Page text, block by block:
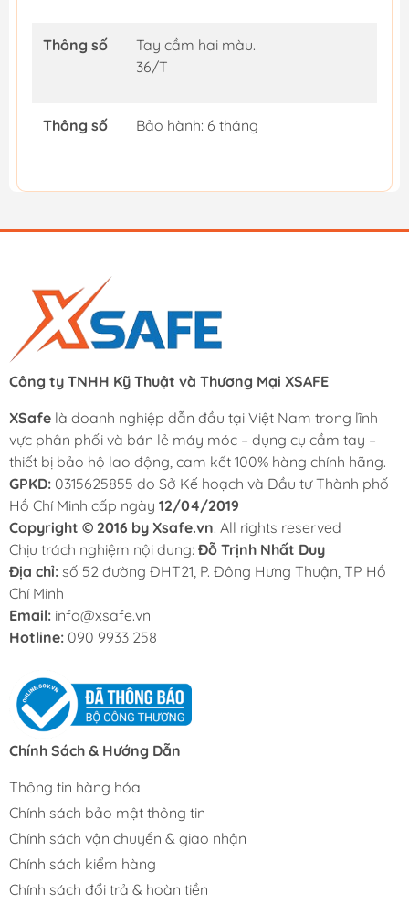
Thông số
Tay cầm hai màu.
36/T
Thông số Bảo hành: 6 tháng
Công ty TNHH Kỹ Thuật và Thương Mại XSAFE
XSafe là doanh nghiệp dẫn đầu tại Việt Nam trong lĩnh
vực phân phối và bán lẻ máy móc – dụng cụ cầm tay –
thiết bị bảo hộ lao động, cam kết 100% hàng chính hãng.
GPKD: 0315625855 do Sở Kế hoạch và Đầu tư Thành phố
Hồ Chí Minh cấp ngày 12/04/2019
Copyright © 2016 by Xsafe.vn. All rights reserved
Chịu trách nghiệm nội dung: Đỗ Trịnh Nhất Duy
Địa chỉ: số 52 đường ĐHT21, P. Đông Hưng Thuận, TP Hồ
Chí Minh
Email: info@xsafe.vn
Hotline: 090 9933 258
Chính Sách & Hướng Dẫn
Thông tin hàng hóa
Chính sách bảo mật thông tin
Chính sách vận chuyển & giao nhận
Chính sách kiểm hàng
Chính sách đổi trả & hoàn tiền